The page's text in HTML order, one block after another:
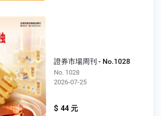
證券市場周刊 - No.1028
No. 1028
2026-07-25
$ 44 元